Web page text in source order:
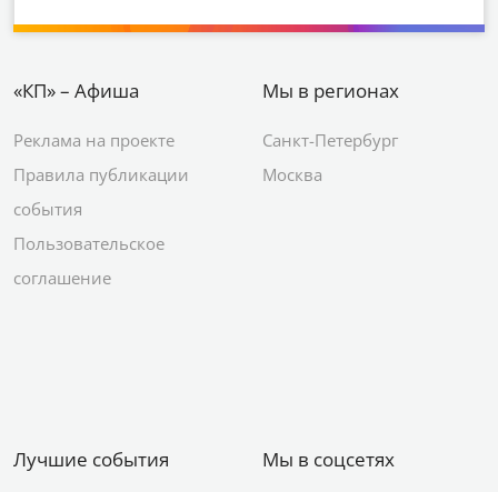
«КП» – Афиша
Реклама на проекте
Правила публикации
события
Пользовательское
соглашение
Мы в регионах
Санкт-Петербург
Москва
Лучшие события Мы в соцсетях